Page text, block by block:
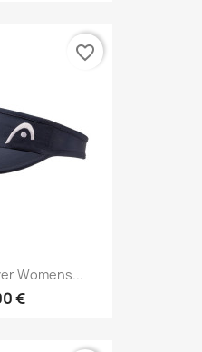
Womens...
€
favorite_border